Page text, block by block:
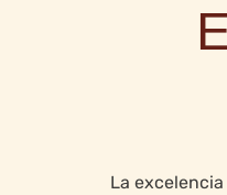
La